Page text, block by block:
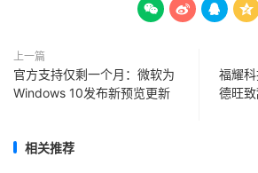
   
上一篇
官方支持仅剩一个月：微软为
Windows 10发布新预览更新
福耀
德旺
相关推荐